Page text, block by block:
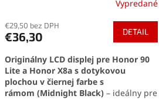
Vypredané
€29,50 bez DPH
€36,30 DETAIL
Originálny LCD displej pre Honor 90
Lite a Honor X8a s dotykovou
plochou v čiernej farbe s
rámom (Midnight Black)– ideálny pre